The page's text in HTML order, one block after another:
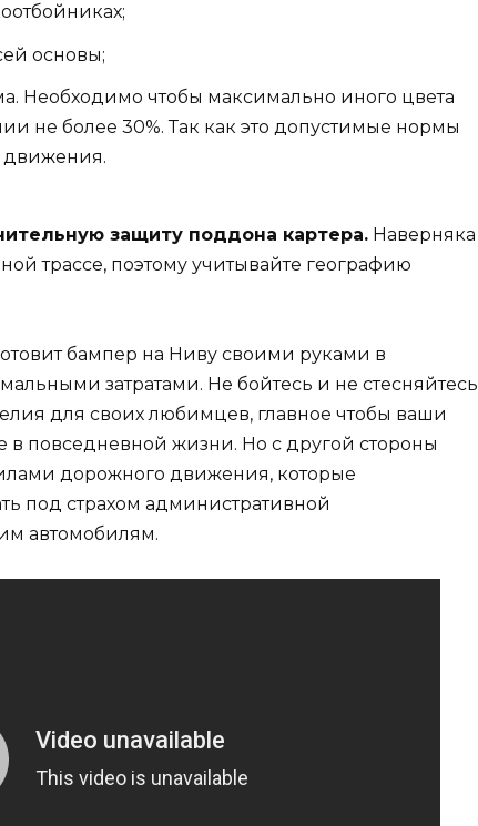
основы;
Необходимо чтобы максимально иного цвета
не более 30%. Так как это допустимые нормы
движения.
защиту поддона картера. Наверняка
трассе, поэтому учитывайте географию
бампер на Ниву своими руками в
затратами. Не бойтесь и не стесняйтесь
для своих любимцев, главное чтобы ваши
повседневной жизни. Но с другой стороны
дорожного движения, которые
под страхом административной
автомобилям.